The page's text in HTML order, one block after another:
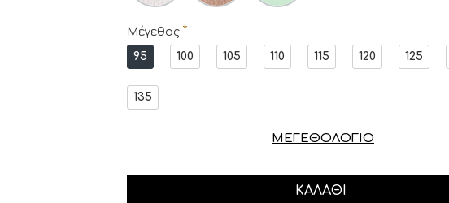
Μέγεθος
95
100 105 110 115 120 125
135
ΚΑΛΆΘΙ
ΜΕΓΕΘΟΛΟΓΙΟ